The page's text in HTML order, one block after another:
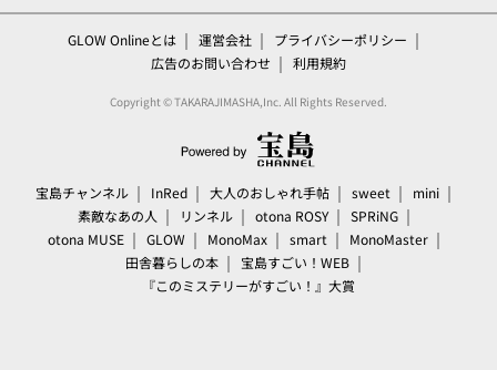
GLOW Onlineとは 運営会社
プライバシーポリシー
広告のお問い合わせ
利用規約
Copyright © TAKARAJIMASHA,Inc. All Rights Reserved.
宝島チャンネル InRed 大人のおしゃれ手帖 sweet
mini
素敵なあの人
リンネル otona ROSY
SPRiNG
otona MUSE
GLOW MonoMax smart
MonoMaster
田舎暮らしの本
宝島すごい！WEB
『このミステリーがすごい！』大賞